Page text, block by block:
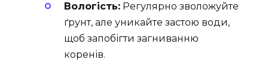
Вологість: Регулярно зволожуйте
ґрунт, але уникайте застою води,
щоб запобігти загниванню
коренів.